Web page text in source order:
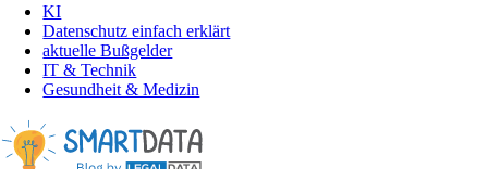
KI
Datenschutz einfach erklärt
aktuelle Bußgelder
IT & Technik
Gesundheit & Medizin